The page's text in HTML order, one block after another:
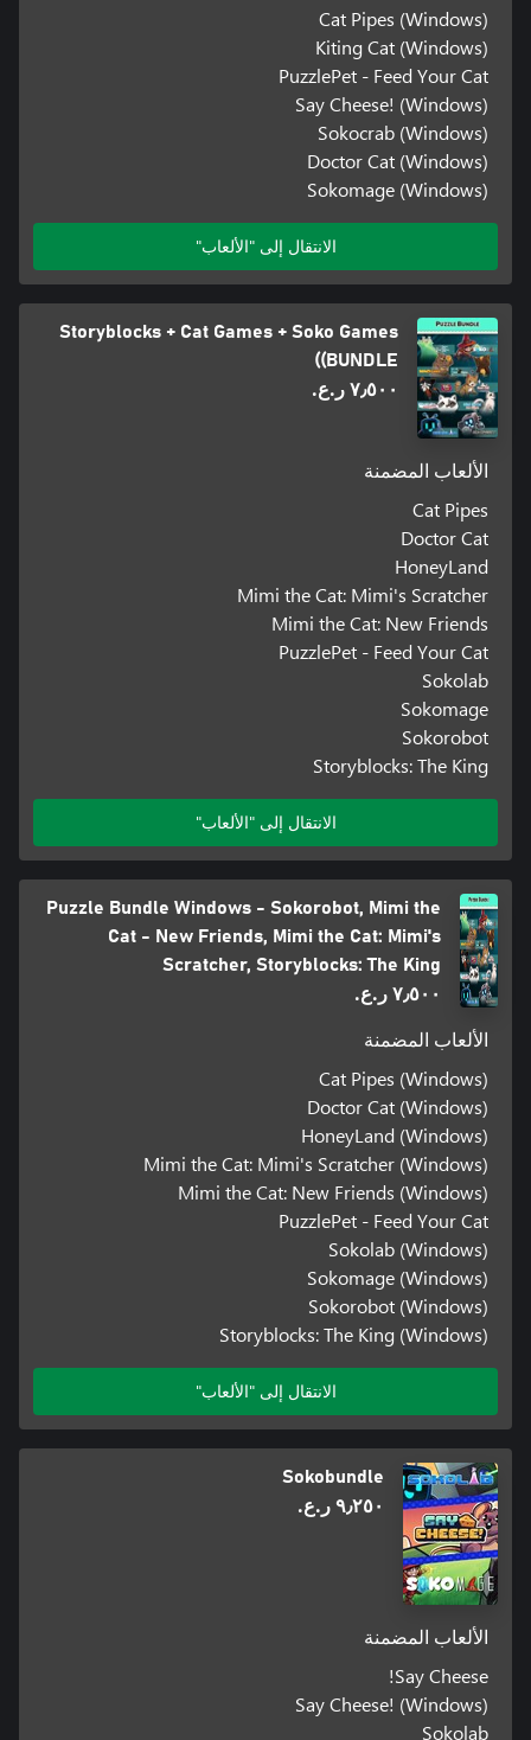
Cat Pipes (Windows)
Kiting Cat (Windows)
PuzzlePet - Feed Your Cat
Say Cheese! (Windows)
Sokocrab (Windows)
Doctor Cat (Windows)
Sokomage (Windows)
الانتقال إلى "الألعاب"
Storyblocks + Cat Games + Soko Games
(BUNDLE)
٧٫٥٠٠ ر.ع.‏
الألعاب المضمنة
Cat Pipes
Doctor Cat
HoneyLand
Mimi the Cat: Mimi's Scratcher
Mimi the Cat: New Friends
PuzzlePet - Feed Your Cat
Sokolab
Sokomage
Sokorobot
Storyblocks: The King
الانتقال إلى "الألعاب"
Puzzle Bundle Windows - Sokorobot, Mimi the
Cat - New Friends, Mimi the Cat: Mimi's
Scratcher, Storyblocks: The King
٧٫٥٠٠ ر.ع.‏
الألعاب المضمنة
Cat Pipes (Windows)
Doctor Cat (Windows)
HoneyLand (Windows)
Mimi the Cat: Mimi's Scratcher (Windows)
Mimi the Cat: New Friends (Windows)
PuzzlePet - Feed Your Cat
Sokolab (Windows)
Sokomage (Windows)
Sokorobot (Windows)
Storyblocks: The King (Windows)
الانتقال إلى "الألعاب"
Sokobundle
٩٫٢٥٠ ر.ع.‏
الألعاب المضمنة
Say Cheese!
Say Cheese! (Windows)
Sokolab